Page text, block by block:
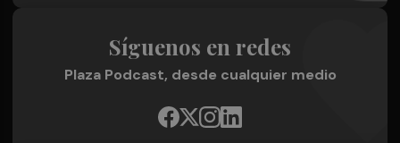
Síguenos en redes
Plaza Podcast, desde cualquier medio